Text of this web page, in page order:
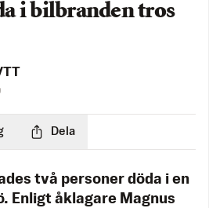
i bilbranden tros
TT
Dela
två personer döda i en
Enligt åklagare Magnus